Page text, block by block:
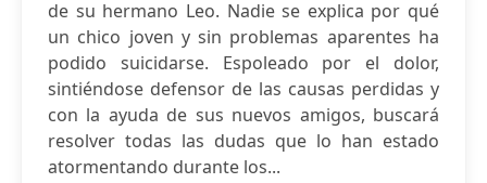
de su hermano Leo. Nadie se explica por qué
un chico joven y sin problemas aparentes ha
podido suicidarse. Espoleado por el dolor,
sintiéndose defensor de las causas perdidas y
con la ayuda de sus nuevos amigos, buscará
resolver todas las dudas que lo han estado
atormentando durante los...